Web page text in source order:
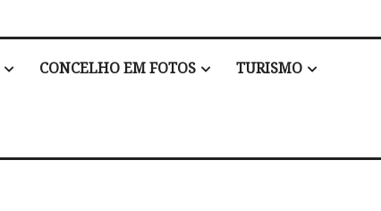
CONCELHO EM FOTOS TURISMO